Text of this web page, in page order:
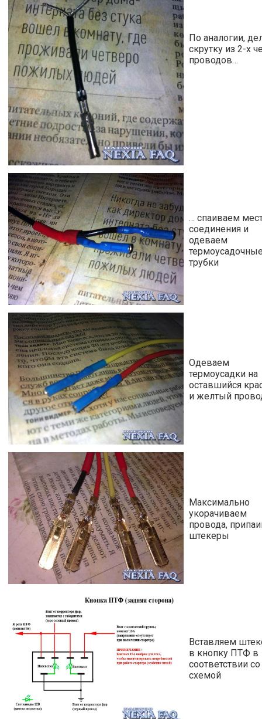
По аналогии,
скрутку из 2-х
проводов…
… спаиваем
соединения и
одеваем
трубки
Одеваем
термоусадки на
оставшийся
и желтый
Максимально
укорачиваем
провода,
штекеры
Вставляем
в кнопку ПТФ в
соответствии со
схемой